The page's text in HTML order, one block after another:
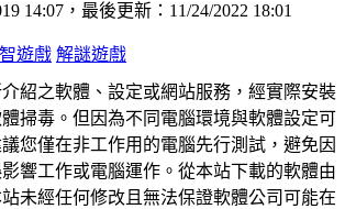
14:07，最後更新：11/24/2022 18:01
遊戲 解謎遊戲
紹之軟體、設定或網站服務，經實際安裝
掃毒。但因為不同電腦環境與軟體設定可
您僅在非工作用的電腦先行測試，避免因
響工作或電腦運作。從本站下載的軟體由
未經任何修改且無法保證軟體公司可能在